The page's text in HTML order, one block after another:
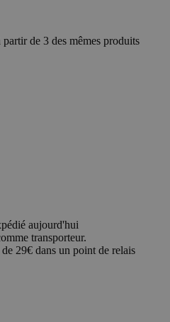
de 3 des mêmes produits
aujourd'hui
transporteur.
29€ dans un point de relais